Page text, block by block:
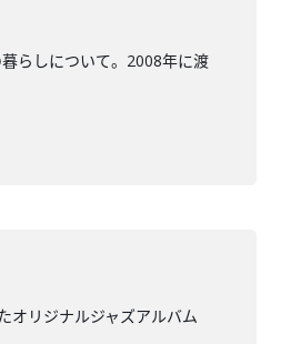
らしについて。2008年に渡
オリジナルジャズアルバム